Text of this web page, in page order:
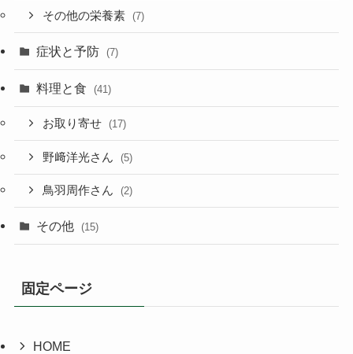
その他の栄養素 (7)
症状と予防 (7)
料理と食 (41)
お取り寄せ (17)
野﨑洋光さん (5)
鳥羽周作さん (2)
その他 (15)
固定ページ
HOME